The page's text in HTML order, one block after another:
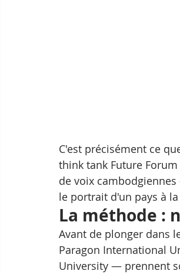
C'est précisément ce
think tank Future
de voix
le portrait d'un pays à
La méthode :
Avant de plonger dans
Paragon International
University — prennent